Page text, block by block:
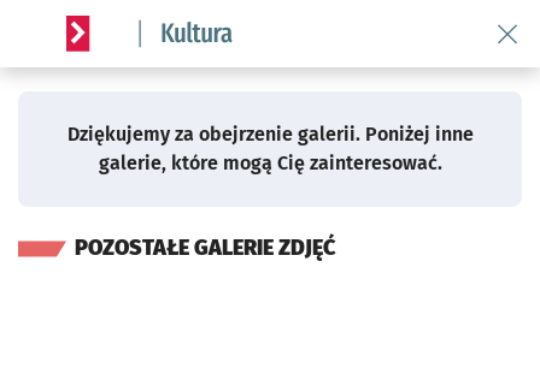
Serwis informacyjny wroclaw.pl podserwis: Kultura
Zwiedzanie
Przejdź do poprzedniego
Dziękujemy za obejrzenie galerii. Poniżej inne
galerie, które mogą Cię zainteresować.
POZOSTAŁE GALERIE ZDJĘĆ